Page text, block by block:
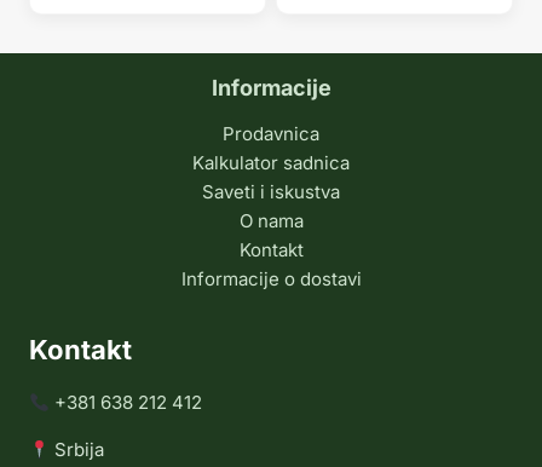
Informacije
Prodavnica
Kalkulator sadnica
Saveti i iskustva
O nama
Kontakt
Informacije o dostavi
Kontakt
+381 638 212 412
Srbija